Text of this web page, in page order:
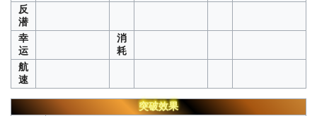
反
潜
幸
运
消
耗
航
速
突破效果